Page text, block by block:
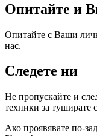
Опитайте и
Опитайте с Ваши
нас.
Следете ни
Не пропускайте и
техники за туширате
Ако проявявате по-